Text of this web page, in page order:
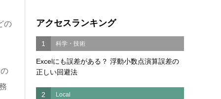
の アクセスランキング
1 科学・技術
Excelにも誤差がある？ 浮動小数点演算誤差の
正しい回避法
2 Local